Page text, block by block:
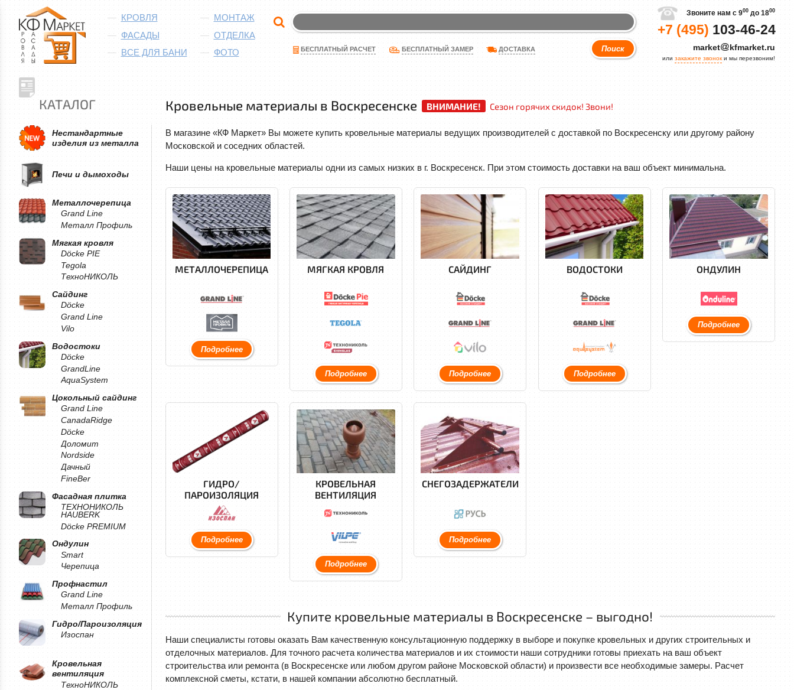
КРОВЛЯ
ФАСАДЫ
ВСЕ ДЛЯ БАНИ
МОНТАЖ
ОТДЕЛКА
ФОТО
БЕСПЛАТНЫЙ РАСЧЕТ БЕСПЛАТНЫЙ ЗАМЕР ДОСТАВКА
Звоните нам с 900 до 1800
+7 (495) 103-46-24
market kfmarket.ru
или закажите звоноки мы перезвоним!
КАТАЛОГ
Нестандартные
изделия из металла
Печи и дымоходы
Металлочерепица
Grand Line
Металл Профиль
Мягкая кровля
Döcke PIE
Tegola
ТехноНИКОЛЬ
Сайдинг
Döcke
Grand Line
Vilo
Водостоки
Döcke
GrandLine
AquaSystem
Цокольный сайдинг
Grand Line
CanadaRidge
Döcke
Доломит
Nordside
Дачный
FineBer
Фасадная плитка
ТЕХНОНИКОЛЬ
HAUBERK
Döcke PREMIUM
Ондулин
Smart
Черепица
Профнастил
Grand Line
Металл Профиль
Гидро/Пароизоляция
Изоспан
Кровельная
вентиляция
ТехноНИКОЛЬ
Кровельные материалы в Воскресенске ВНИМАНИЕ! Сезон горячих скидок! Звони!
В магазине «КФ Маркет» Вы можете купить кровельные материалы ведущих производителей с доставкой по Воскресенску или другому району
Московской и соседних областей.
Наши цены на кровельные материалы одни из самых низких в г. Воскресенск. При этом стоимость доставки на ваш объект минимальна.
МЕТАЛЛОЧЕРЕПИЦА
Подробнее
МЯГКАЯ КРОВЛЯ
Подробнее
САЙДИНГ
Подробнее
ВОДОСТОКИ
Подробнее
ОНДУЛИН
Подробнее
ГИДРО/
ПАРОИЗОЛЯЦИЯ
Подробнее
КРОВЕЛЬНАЯ
ВЕНТИЛЯЦИЯ
Подробнее
СНЕГОЗАДЕРЖАТЕЛИ
Подробнее
Купите кровельные материалы в Воскресенске – выгодно!
Наши специалисты готовы оказать Вам качественную консультационную поддержку в выборе и покупке кровельных и других строительных и
отделочных материалов. Для точного расчета количества материалов и их стоимости наши сотрудники готовы приехать на ваш объект
строительства или ремонта (в Воскресенске или любом другом районе Московской области) и произвести все необходимые замеры. Расчет
комплексной сметы, кстати, в нашей компании абсолютно бесплатный.